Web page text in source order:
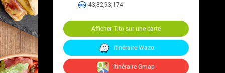
43,82,93,174
Afficher Tito sur une carte
Itinéraire Waze
Itinéraire Gmap